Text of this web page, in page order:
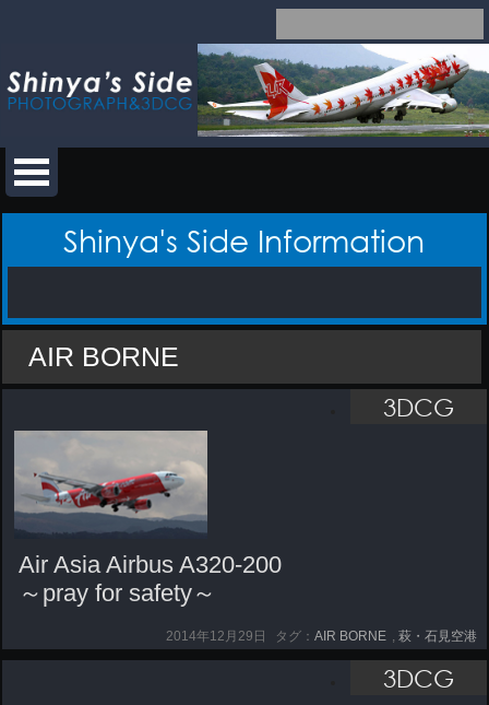
Shinya's Side Information
AIR BORNE
3DCG
Air Asia Airbus A320-200
～pray for safety～
2014年12月29日 タグ： AIR BORNE 萩・石見空港
3DCG